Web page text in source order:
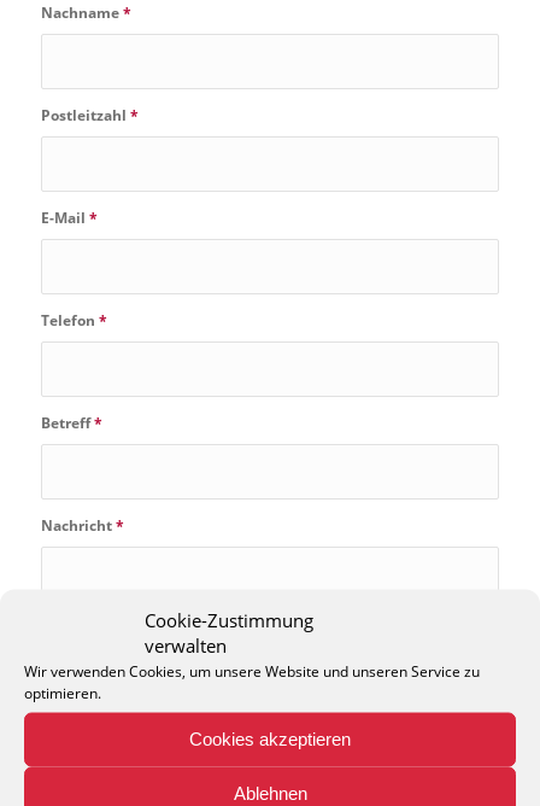
Cookie-Zustimmung
verwalten
Wir verwenden Cookies, um unsere Website und unseren Service zu
optimieren.
Cookies akzeptieren
Ablehnen
Nachname*
Postleitzahl *
E-Mail *
Telefon *
Betreff*
Nachricht*